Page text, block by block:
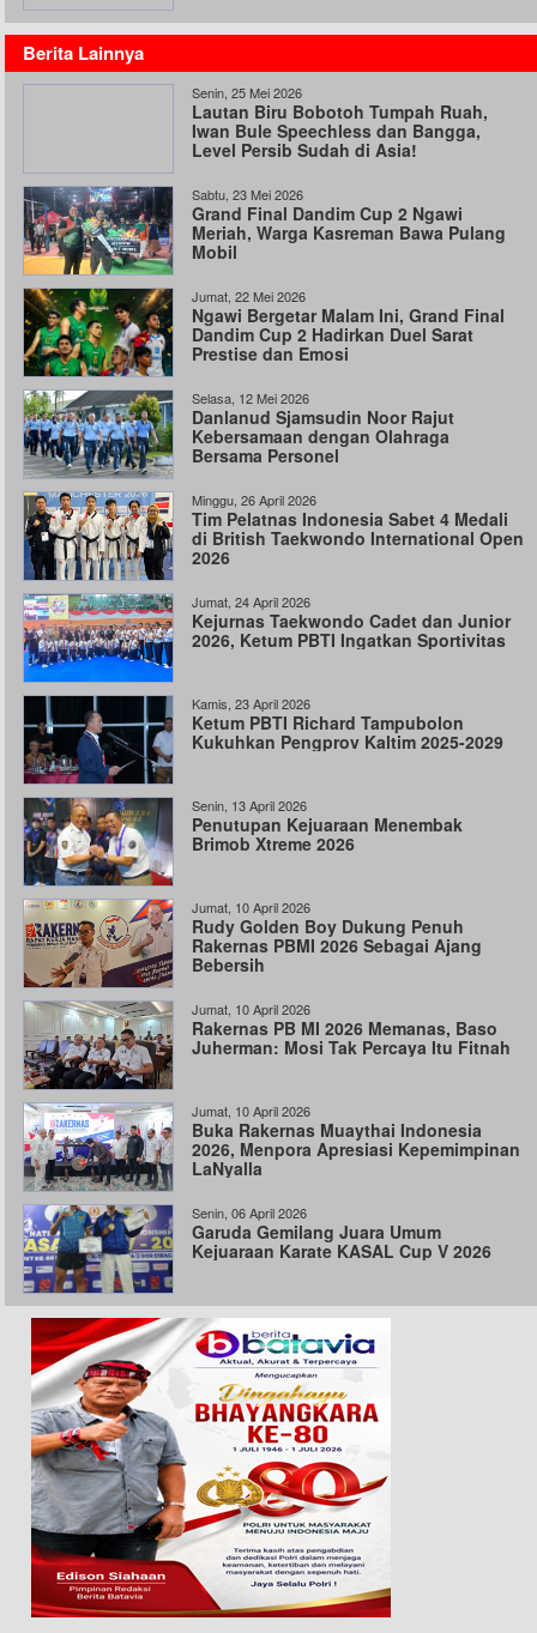
Berita Lainnya
Senin, 25 Mei 2026
Lautan Biru Bobotoh Tumpah Ruah,
Iwan Bule Speechless dan Bangga,
Level Persib Sudah di Asia!
Sabtu, 23 Mei 2026
Grand Final Dandim Cup 2 Ngawi
Meriah, Warga Kasreman Bawa Pulang
Mobil
Jumat, 22 Mei 2026
Ngawi Bergetar Malam Ini, Grand Final
Dandim Cup 2 Hadirkan Duel Sarat
Prestise dan Emosi
Selasa, 12 Mei 2026
Danlanud Sjamsudin Noor Rajut
Kebersamaan dengan Olahraga
Bersama Personel
Minggu, 26 April 2026
Tim Pelatnas Indonesia Sabet 4 Medali
di British Taekwondo International Open
2026
Jumat, 24 April 2026
Kejurnas Taekwondo Cadet dan Junior
2026, Ketum PBTI Ingatkan Sportivitas
Kamis, 23 April 2026
Ketum PBTI Richard Tampubolon
Kukuhkan Pengprov Kaltim 2025-2029
Senin, 13 April 2026
Penutupan Kejuaraan Menembak
Brimob Xtreme 2026
Jumat, 10 April 2026
Rudy Golden Boy Dukung Penuh
Rakernas PBMI 2026 Sebagai Ajang
Bebersih
Jumat, 10 April 2026
Rakernas PB MI 2026 Memanas, Baso
Juherman: Mosi Tak Percaya Itu Fitnah
Jumat, 10 April 2026
Buka Rakernas Muaythai Indonesia
2026, Menpora Apresiasi Kepemimpinan
LaNyalla
Senin, 06 April 2026
Garuda Gemilang Juara Umum
Kejuaraan Karate KASAL Cup V 2026